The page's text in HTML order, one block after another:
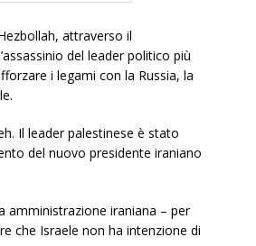
attraverso il
del leader politico più
i legami con la Russia, la
Il leader palestinese è stato
del nuovo presidente iraniano
amministrazione iraniana – per
che Israele non ha intenzione di